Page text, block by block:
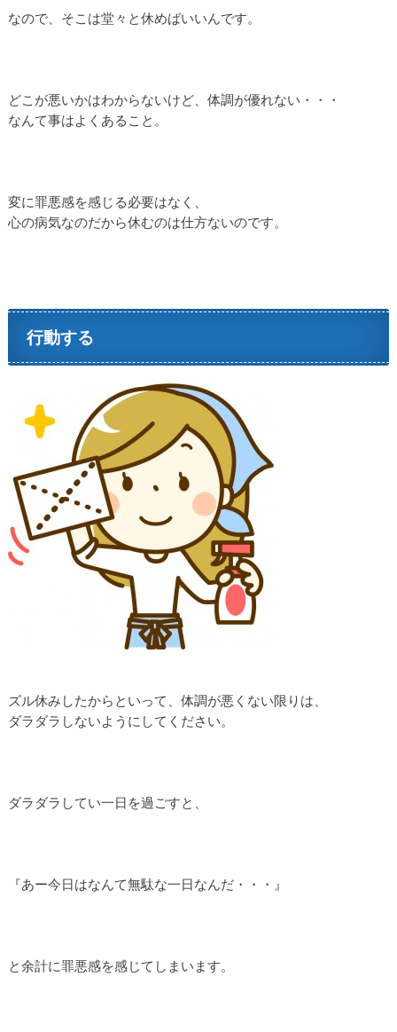
なので、そこは堂々と休めばいいんです。
どこが悪いかはわからないけど、体調が優れない・・・
なんて事はよくあること。
変に罪悪感を感じる必要はなく、
心の病気なのだから休むのは仕方ないのです。
行動する
ズル休みしたからといって、体調が悪くない限りは、
ダラダラしないようにしてください。
ダラダラしてい一日を過ごすと、
『あー今日はなんて無駄な一日なんだ・・・』
と余計に罪悪感を感じてしまいます。